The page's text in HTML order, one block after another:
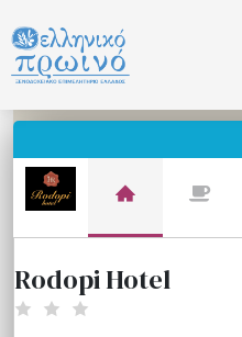
σε
περιεχόμενο
Rodopi Hotel